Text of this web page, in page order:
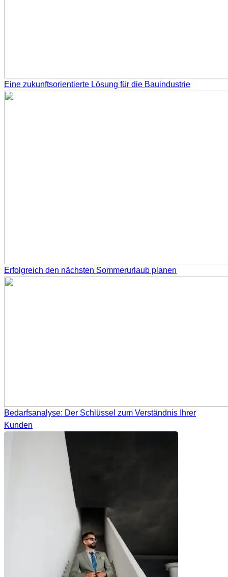
Eine zukunftsorientierte Lösung für die Bauindustrie
Erfolgreich den nächsten Sommerurlaub planen
Bedarfsanalyse: Der Schlüssel zum Verständnis Ihrer
Kunden